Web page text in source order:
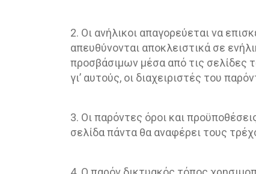
2. Οι ανήλικοι απαγορεύεται να
απευθύνονται αποκλειστικά σε
προσβάσιμων μέσα από τις σελίδες
γι’ αυτούς, οι διαχειριστές του
3. Οι παρόντες όροι και
σελίδα πάντα θα αναφέρει τους